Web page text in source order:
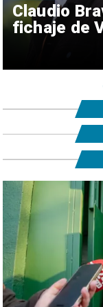
Claudio
fichaje de